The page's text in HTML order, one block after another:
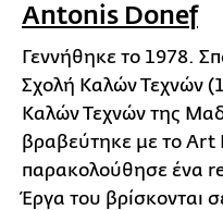
Antonis Donef
Γεννήθηκε το 1978.
Σχολή Καλών Τεχνών
Καλών Τεχνών της
βραβεύτηκε με το Art
παρακολούθησε ένα
Έργα του βρίσκονται